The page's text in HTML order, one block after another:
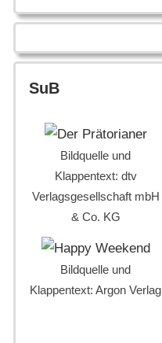
SuB
Bildquelle und
Klappentext: dtv
Verlagsgesellschaft mbH
& Co. KG
Bildquelle und
Klappentext: Argon Verlag